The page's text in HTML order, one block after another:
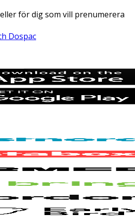
för dig som vill prenumerera
Dospac